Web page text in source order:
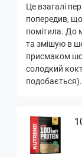
Це взагалі
попередив,
помітила. До
та змішую в
присмаком
солодкий